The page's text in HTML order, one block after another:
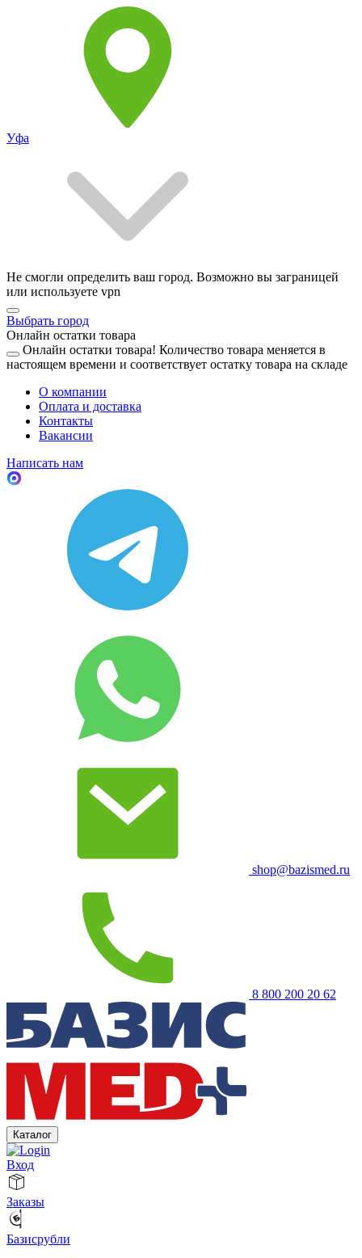
Уфа
Не смогли определить ваш город. Возможно вы заграницей
или используете vpn
Выбрать город
Онлайн остатки товара
Онлайн остатки товара! Количество товара меняется в
настоящем времени и соответствует остатку товара на складе
О компании
Оплата и доставка
Контакты
Вакансии
Написать нам
shop@bazismed.ru
8 800 200 20 62
Каталог
Вход
Заказы
Базисрубли